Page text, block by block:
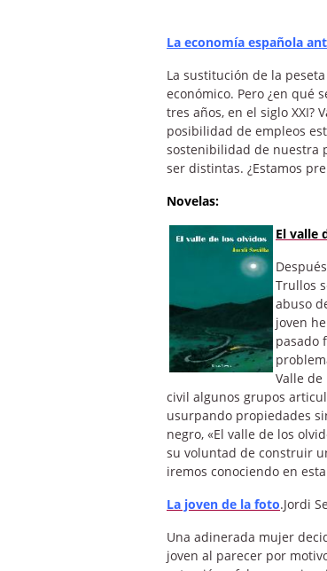
La economía española
La sustitución de la
económico. Pero ¿en qué
tres años, en el siglo XXI?
posibilidad de empleos
sostenibilidad de nuestra
ser distintas. ¿Estamos
Novelas:
El valle
Trullos
abuso
joven
pasado
Valle
civil algunos grupos
usurpando propiedades
negro, «El valle de los
su voluntad de construir
iremos conociendo en
La joven de la foto.Jordi
Una adinerada mujer
joven al parecer por